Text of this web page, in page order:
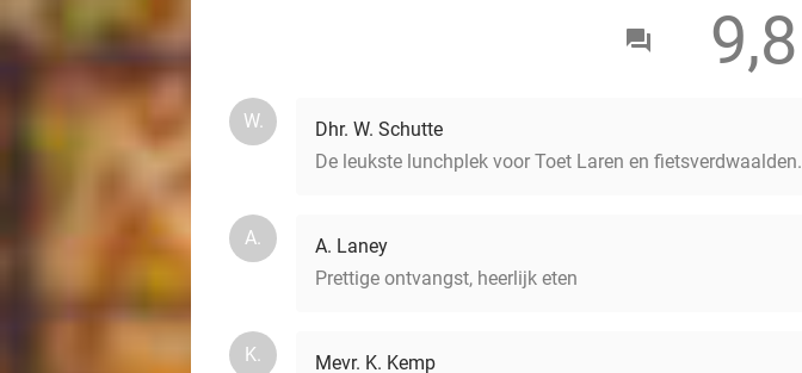
9,8
W.
Dhr. W. Schutte
De leukste lunchplek voor Toet Laren en fietsverdwaalden.
A.
A. Laney
Prettige ontvangst, heerlijk eten
K. Mevr. K. Kemp